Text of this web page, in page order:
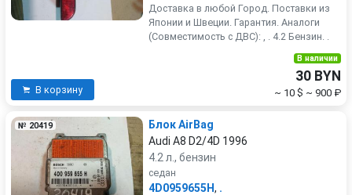
Доставка в любой Город. Поставки из
Японии и Швеции. Гарантия. Аналоги
(Совместимость с ДВС): , . 4.2 Бензин. .
В корзину
В наличии
30 BYN
~ 10 $ ~ 900 ₽
№ 20419
Блок AirBag
Audi A8 D2/4D 1996
4.2 л., бензин
седан
4D0959655H, .